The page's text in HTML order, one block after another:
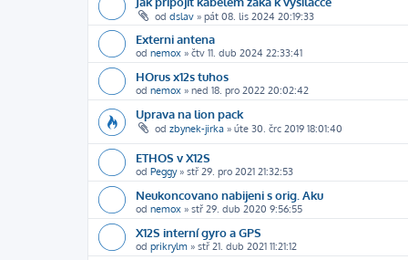
od dslav » pát 08. lis 2024 20:19:33
Externi antena
od nemox » čtv 11. dub 2024 22:33:41
HOrus x12s tuhos
od nemox » ned 18. pro 2022 20:02:42
Uprava na lion pack
od zbynek-jirka » úte 30. črc 2019 18:01:40
ETHOS v X12S
od Peggy» stř 29. pro 2021 21:32:53
Neukoncovano nabijeni s orig. Aku
od nemox » stř 29. dub 2020 9:56:55
X12S interní gyro a GPS
od prikrylm » stř 21. dub 2021 11:21:12